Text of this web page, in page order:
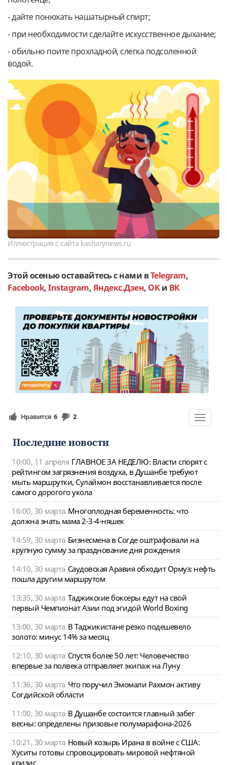
- дайте понюхать нашатырный спирт;
- при необходимости сделайте искусственное дыхание;
- обильно поите прохладной, слегка подсоленной
водой.
Иллюстрация с сайта kasharynews.ru
Этой осенью оставайтесь с нами вTelegram,
Facebook,Instagram,Яндекс.Дзен, OK и ВК
Toggle
Нравится 6 2
Последние новости
10:00, 11 апреля ГЛАВНОЕ ЗА НЕДЕЛЮ: Власти спорят с
рейтингом загрязнения воздуха, в Душанбе требуют
мыть маршрутки, Сулаймон восстанавливается после
самого дорогого укола
16:00, 30 марта Многоплодная беременность: что
должна знать мама 2-3-4-няшек
14:59, 30 марта Бизнесмена в Согде оштрафовали на
крупную сумму за празднование дня рождения
14:10, 30 марта Саудовская Аравия обходит Ормуз: нефть
пошла другим маршрутом
13:35, 30 марта Таджикские боксеры едут на свой
первый Чемпионат Азии под эгидой World Boxing
13:00, 30 марта В Таджикистане резко подешевело
золото: минус 14% за месяц
12:10, 30 марта Спустя более 50 лет: Человечество
впервые за полвека отправляет экипаж на Луну
11:36, 30 марта Что поручил Эмомали Рахмон активу
Согдийской области
11:00, 30 марта В Душанбе состоится главный забег
весны: определены призовые полумарафона-2026
10:21, 30 марта Новый козырь Ирана в войне с США:
Хуситы готовы спровоцировать мировой нефтяной
кризис